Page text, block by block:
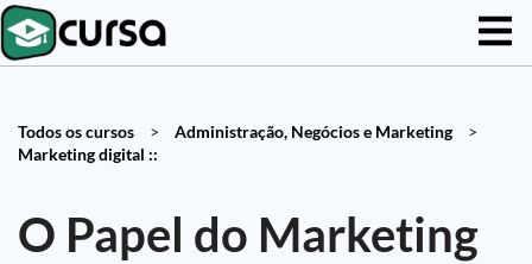
Todos os cursos > Administração, Negócios e Marketing
>
Marketing digital ::
O Papel do Marketing